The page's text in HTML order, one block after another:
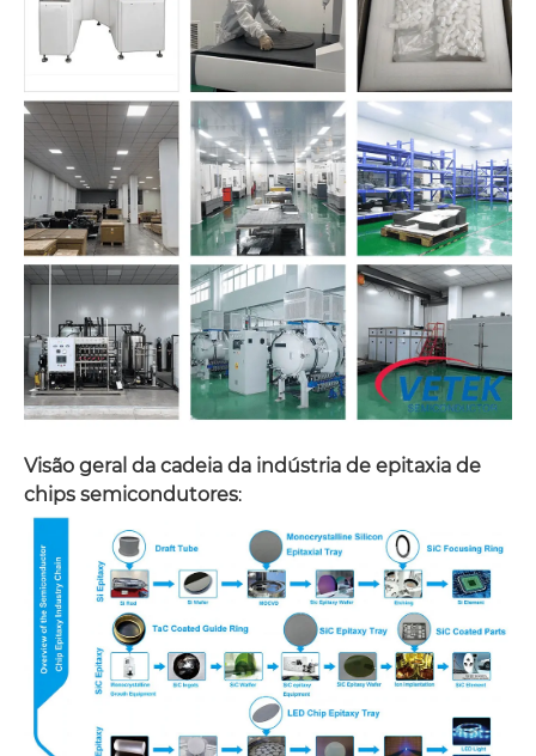
Visão geral da cadeia da indústria de epitaxia de
chips semicondutores: